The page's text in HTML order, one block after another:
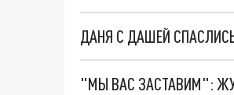
ДАНЯ С ДАШЕЙ